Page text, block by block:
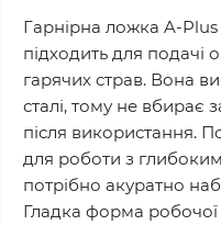
Гарнірна ложка A-
підходить для подачі
гарячих страв. Вона
сталі, тому не вбирає
після використання.
для роботи з
потрібно акуратно
Гладка форма